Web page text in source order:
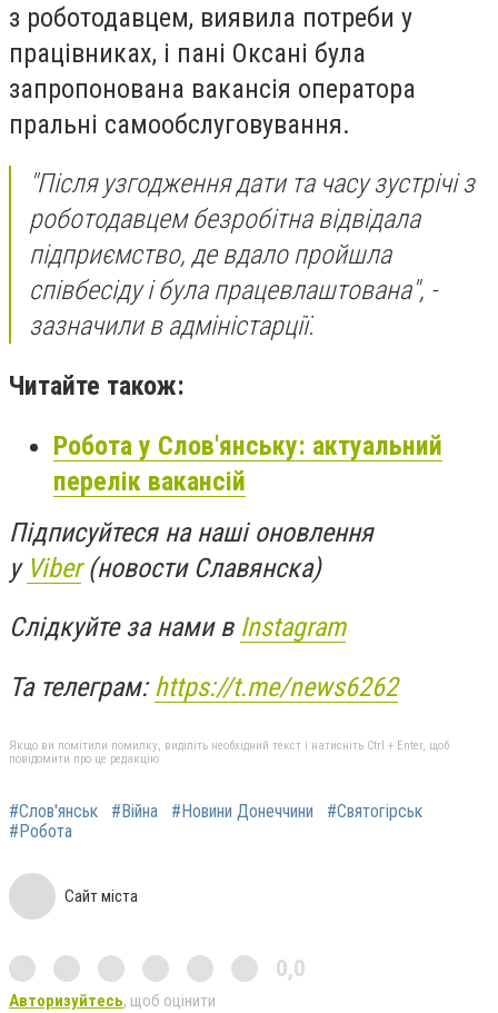
з роботодавцем, виявила потреби у
працівниках, і пані Оксані була
запропонована вакансія оператора
пральні самообслуговування.
"Після узгодження дати та часу зустрічі з
роботодавцем безробітна відвідала
підприємство, де вдало пройшла
співбесіду і була працевлаштована", -
зазначили в адміністарції.
Читайте також:
Робота у Слов'янську: актуальний
перелік вакансій
Підписуйтеся на наші оновлення
у Viber(новости Славянска)
Слідкуйте за нами в Instagram
Та телеграм:https://t.me/news6262
Якщо ви помітили помилку, виділіть необхідний текст і натисніть Ctrl + Enter, щоб
повідомити про це редакцію
#Слов'янськ #Війна #Новини Донеччини
#Святогірськ
#Робота
Сайт міста
0,0
Авторизуйтесь, щоб оцінити